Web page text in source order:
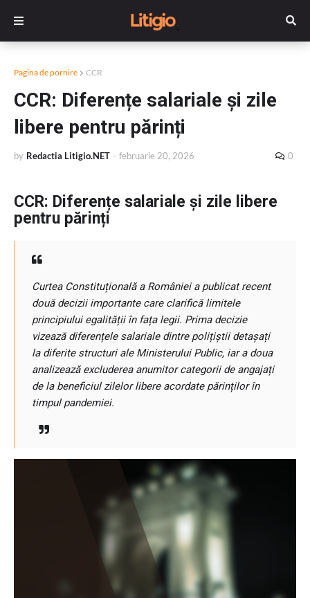
Pagina de pornire CCR
CCR: Diferențe salariale și zile
libere pentru părinți
by Redactia Litigio.NET - februarie 20, 2026 0
CCR: Diferențe salariale și zile libere
pentru părinți
Curtea Constituțională a României a publicat recent
două decizii importante care clarifică limitele
principiului egalității în fața legii. Prima decizie
vizează diferențele salariale dintre polițiștii detașați
la diferite structuri ale Ministerului Public, iar a doua
analizează excluderea anumitor categorii de angajați
de la beneficiul zilelor libere acordate părinților în
timpul pandemiei.